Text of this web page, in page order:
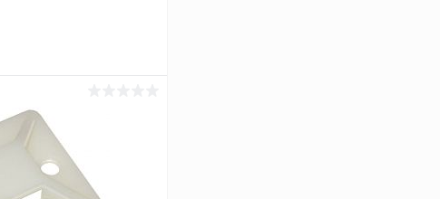
корзину
К сравнению
В наличии